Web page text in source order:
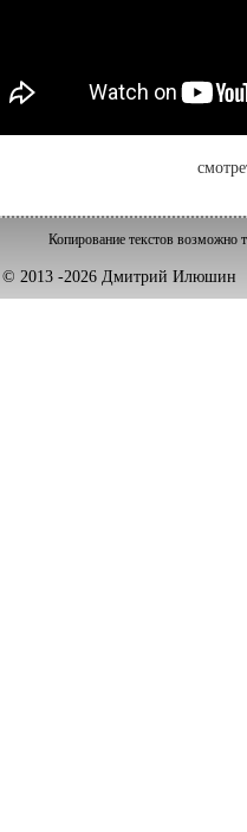
Копирование текстов возможно
© 2013 -2026 Дмитрий